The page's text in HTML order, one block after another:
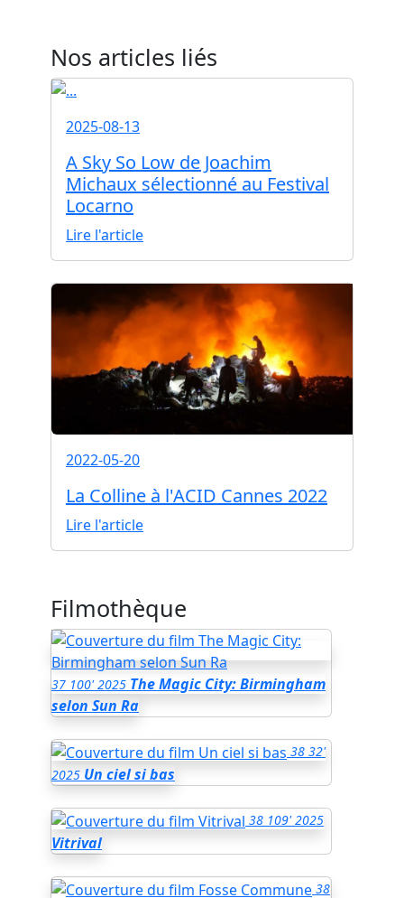
Nos articles liés
2025-08-13
A Sky So Low de Joachim
Michaux sélectionné au Festival
Locarno
Lire l'article
2022-05-20
La Colline à l'ACID Cannes 2022
Lire l'article
Filmothèque
37 100' 2025 The Magic City: Birmingham
selon Sun Ra
38 32'
2025 Un ciel si bas
38 109' 2025
Vitrival
38